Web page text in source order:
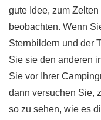
gute Idee, zum
beobachten. Wenn
Sternbildern und der
Sie sie den anderen
Sie vor Ihrer
dann versuchen Sie,
so zu sehen, wie es